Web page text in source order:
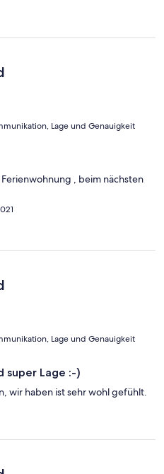
Lage und Genauigkeit
, beim nächsten
Lage und Genauigkeit
super Lage :-)
wir haben ist sehr wohl gefühlt.